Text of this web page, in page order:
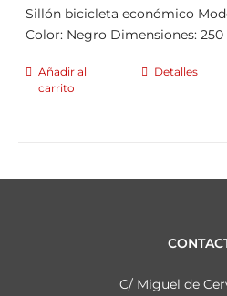
Sillón bicicleta económico
Color: Negro Dimensiones:
Añadir al
carrito
Detalles
C/ Miguel de